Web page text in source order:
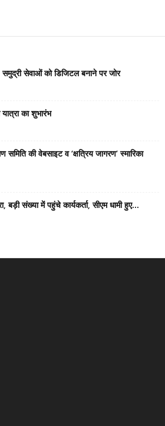
समुद्री सेवाओं को डिजिटल बनाने पर जोर
का शुभारंभ
समिति की वेबसाइट व ‘क्षत्रिय जागरण’ स्मारिका
बड़ी संख्या में पहुंचे कार्यकर्ता, सीएम धामी हुए...